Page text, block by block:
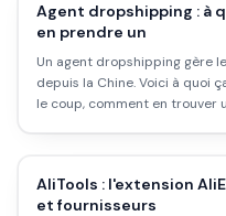
Agent dropshipping : à
en prendre un
Un agent dropshipping gère
depuis la Chine. Voici à quoi
le coup, comment en trouver
AliTools : l'extension
et fournisseurs